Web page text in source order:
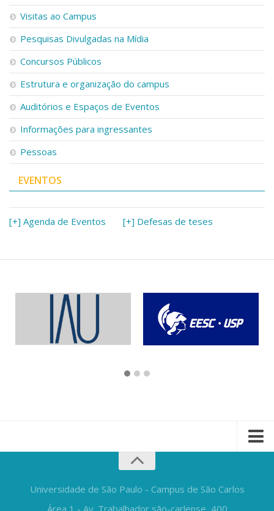
Visitas ao Campus
Pesquisas Divulgadas na Mídia
Concursos Públicos
Estrutura e organização do campus
Auditórios e Espaços de Eventos
Informações para ingressantes
Pessoas
EVENTOS
[+] Agenda de Eventos [+] Defesas de teses
Universidade de São Paulo - Campus de São Carlos